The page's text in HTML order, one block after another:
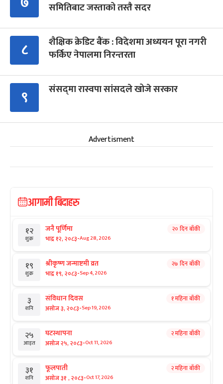
समितिबाट जस्ताको तस्तै सदर
८
शैक्षिक क्रेडिट बैंक : विदेशमा अध्ययन पूरा नगरी
फर्किए नेपालमा निरन्तरता
९ संसद्‍मा रास्वपा सांसदले खोजे सरकार
Advertisment
आगामी बिदाहरु
१२
शुक्र
जनै पूर्णिमा
भाद्र १२, २०८३-Aug 28, 2026
२० दिन बाँकी
१९
शुक्र
श्रीकृष्ण जन्माष्टमी व्रत
भाद्र १९, २०८३-Sep 4, 2026
२७ दिन बाँकी
३
शनि
संविधान दिवस
असोज ३, २०८३-Sep 19, 2026
१ महिना बाँकी
२५
आइत
घटस्थापना
असोज २५, २०८३-Oct 11, 2026
२ महिना बाँकी
३१
शनि
फूलपाती
असोज ३१ , २०८३-Oct 17, 2026
२ महिना बाँकी